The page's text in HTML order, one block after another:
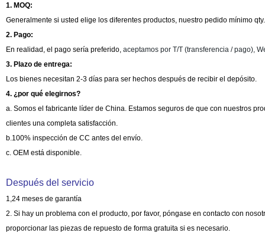
1. MOQ:
Generalmente si usted elige los diferentes productos, nuestro pedido mínimo
2. Pago:
En realidad, el pago sería preferido,aceptamos por T/T (transferencia / pago),
3. Plazo de entrega:
Los bienes necesitan 2-3 días para ser hechos después de recibir el depósito.
4. ¿por qué elegirnos?
a. Somos el fabricante líder de China. Estamos seguros de que con nuestros
clientes una completa satisfacción.
b.100% inspección de CC antes del envío.
c. OEM está disponible.
Después del servicio
1,24 meses de garantía
2. Si hay un problema con el producto, por favor, póngase en contacto con
proporcionar las piezas de repuesto de forma gratuita si es necesario.